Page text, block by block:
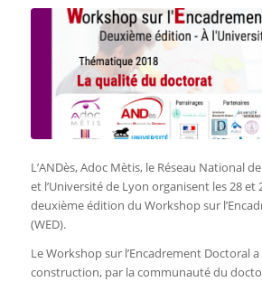
L’ANDès, Adoc Mètis, le Réseau National
et l’Université de Lyon organisent les 28 et
deuxième édition du Workshop sur
(WED).
Le Workshop sur l’Encadrement Doctoral
construction, par la communauté du